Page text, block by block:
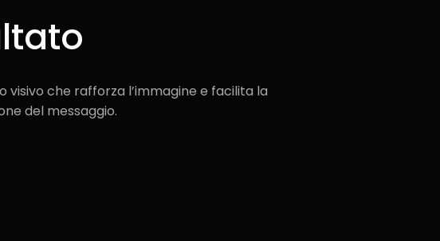
visivo che rafforza l’immagine e facilita la
del messaggio.